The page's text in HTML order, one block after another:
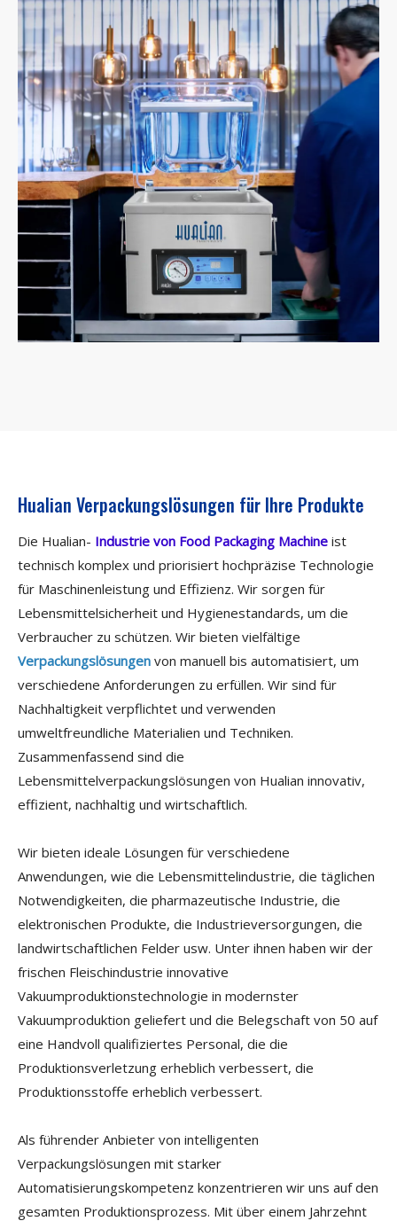
Hualian Verpackungslösungen für Ihre Produkte
Die Hualian- Industrie von Food Packaging Machine ist
technisch komplex und priorisiert hochpräzise Technologie
für Maschinenleistung und Effizienz. Wir sorgen für
Lebensmittelsicherheit und Hygienestandards, um die
Verbraucher zu schützen. Wir bieten vielfältige
Verpackungslösungen von manuell bis automatisiert, um
verschiedene Anforderungen zu erfüllen. Wir sind für
Nachhaltigkeit verpflichtet und verwenden
umweltfreundliche Materialien und Techniken.
Zusammenfassend sind die
Lebensmittelverpackungslösungen von Hualian innovativ,
effizient, nachhaltig und wirtschaftlich.
Wir bieten ideale Lösungen für verschiedene
Anwendungen, wie die Lebensmittelindustrie, die täglichen
Notwendigkeiten, die pharmazeutische Industrie, die
elektronischen Produkte, die Industrieversorgungen, die
landwirtschaftlichen Felder usw. Unter ihnen haben wir der
frischen Fleischindustrie innovative
Vakuumproduktionstechnologie in modernster
Vakuumproduktion geliefert und die Belegschaft von 50 auf
eine Handvoll qualifiziertes Personal, die die
Produktionsverletzung erheblich verbessert, die
Produktionsstoffe erheblich verbessert.
Als führender Anbieter von intelligenten
Verpackungslösungen mit starker
Automatisierungskompetenz konzentrieren wir uns auf den
gesamten Produktionsprozess. Mit über einem Jahrzehnt